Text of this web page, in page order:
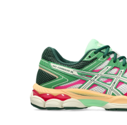
THE EDIT